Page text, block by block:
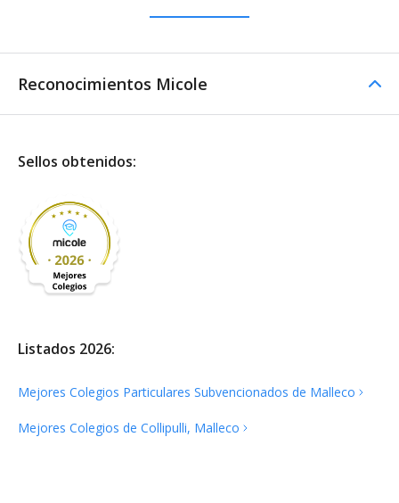
Reconocimientos Micole
Sellos obtenidos:
Listados 2026:
Mejores Colegios Particulares Subvencionados de Malleco
Mejores Colegios de Collipulli, Malleco